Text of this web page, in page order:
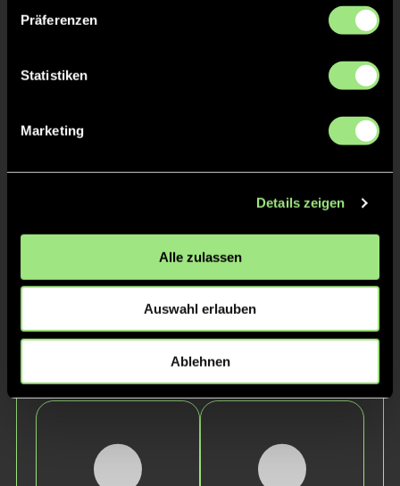
Präferenzen
Statistiken
Marketing
Details zeigen
Alle zulassen
Auswahl erlauben
Ablehnen
Yannik
Amitoj Singh